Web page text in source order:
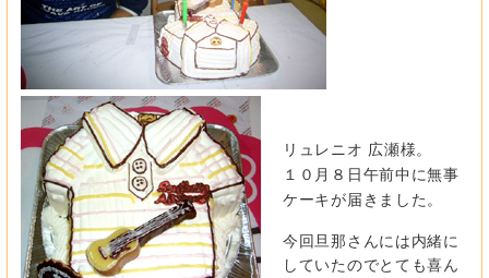
リュレニオ 広瀬様。
１０月８日午前中に無事
ケーキが届きました。
今回旦那さんには内緒に
していたのでとても喜ん